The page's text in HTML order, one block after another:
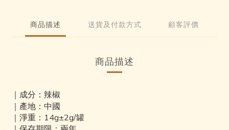
商品描述 送貨及付款方式 顧客評價
商品描述
｜ 成分： 辣椒
｜產地：中國
｜ 淨重： 14g±2g/罐